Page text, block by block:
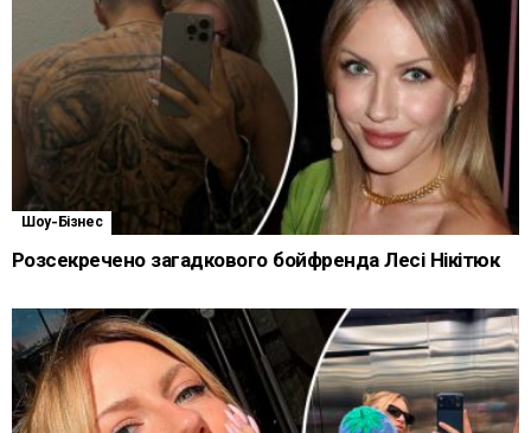
Шоу-Бізнес
Розсекречено загадкового бойфренда Лесі Нікітюк